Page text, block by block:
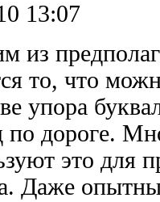
13:07
из
то, что
упора
по дороге.
это для
Даже